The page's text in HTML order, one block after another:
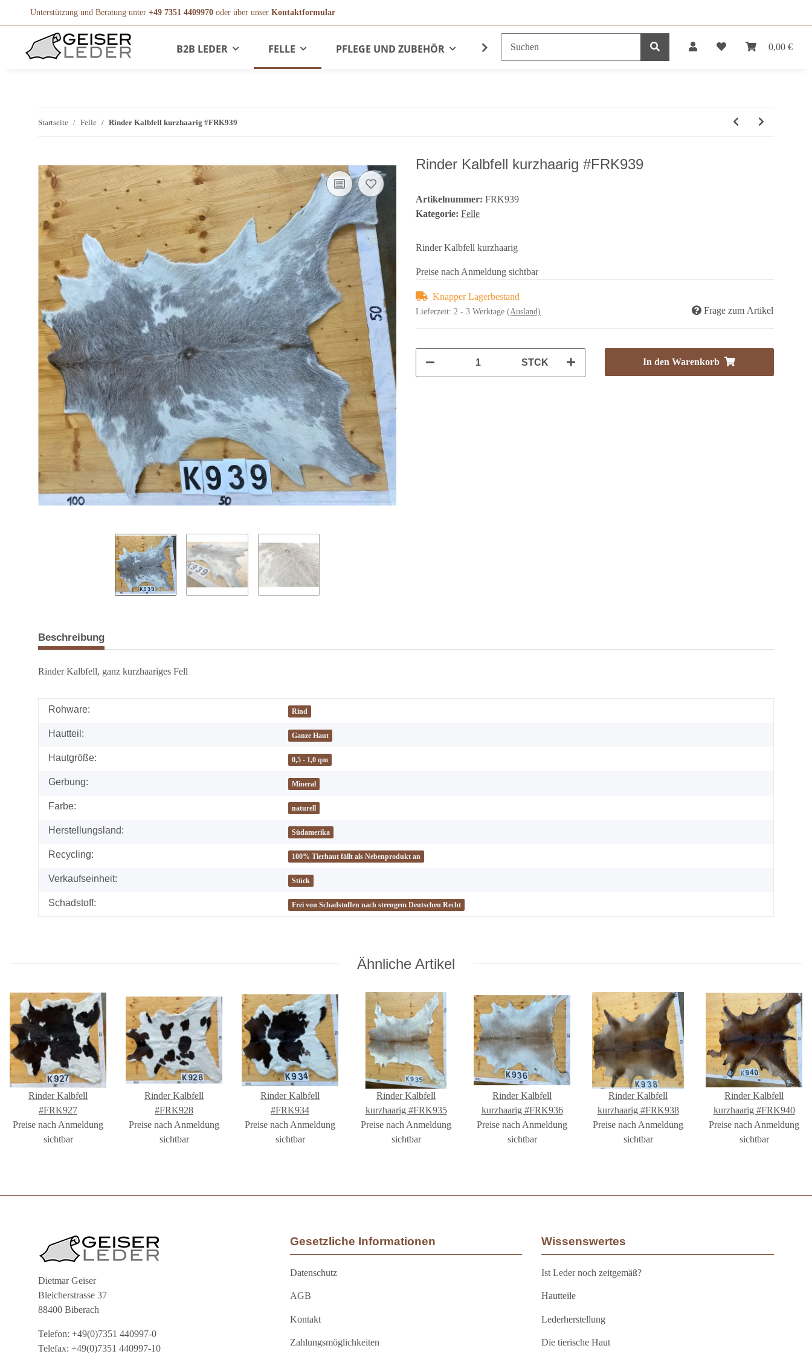
Unterstützung und Beratung unter +49 7351 4409970 oder über unser Kontaktformular
0,00 €
B2B LEDER FELLE PFLEGE UND ZUBEHÖR LEDERPRODUKTE
Startseite Felle Rinder Kalbfell kurzhaarig #FRK939
Rinder Kalbfell kurzhaarig #FRK939
Artikelnummer: FRK939
Kategorie: Felle
Rinder Kalbfell kurzhaarig
Preise nach Anmeldung sichtbar
Knapper Lagerbestand
Lieferzeit: 2 - 3 Werktage (Ausland) Frage zum Artikel
STCK In den Warenkorb
Beschreibung
Rinder Kalbfell, ganz kurzhaariges Fell
Rohware: Rind
Hautteil: Ganze Haut
Hautgröße: 0,5 - 1,0 qm
Gerbung: Mineral
Farbe: naturell
Herstellungsland: Südamerika
Recycling: 100% Tierhaut fällt als Nebenprodukt an
Verkaufseinheit: Stück
Schadstoff: Frei von Schadstoffen nach strengem Deutschen Recht
Ähnliche Artikel
Rinder Kalbfell
#FRK927
Preise nach Anmeldung
sichtbar
Rinder Kalbfell
#FRK928
Preise nach Anmeldung
sichtbar
Rinder Kalbfell
#FRK934
Preise nach Anmeldung
sichtbar
Rinder Kalbfell
kurzhaarig #FRK935
Preise nach Anmeldung
sichtbar
Rinder Kalbfell
kurzhaarig #FRK936
Preise nach Anmeldung
sichtbar
Rinder Kalbfell
kurzhaarig #FRK938
Preise nach Anmeldung
sichtbar
Rinder Kalbfell
kurzhaarig #FRK940
Preise nach Anmeldung
sichtbar
Dietmar Geiser
Bleicherstrasse 37
88400 Biberach
Telefon: +49(0)7351 440997-0
Telefax: +49(0)7351 440997-10
Gesetzliche Informationen
Datenschutz
AGB
Kontakt
Zahlungsmöglichkeiten
Wissenswertes
Ist Leder noch zeitgemäß?
Hautteile
Lederherstellung
Die tierische Haut